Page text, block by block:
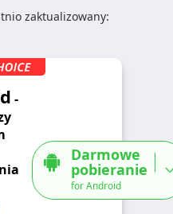
zaktualizowany:
-
Darmowe
pobieranie
for Android